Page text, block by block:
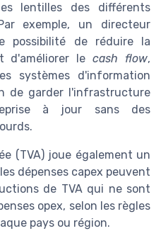
lentilles des différents
exemple, un directeur
possibilité de réduire la
d'améliorer lecash flow,
systèmes d'information
de garder l'infrastructure
à jour sans des
(TVA) joue également un
dépenses capex peuvent
de TVA qui ne sont
opex, selon les règles
pays ou région.